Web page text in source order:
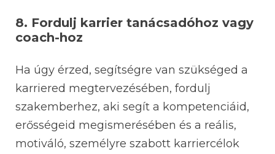
8. Fordulj karrier tanácsadóhoz vagy
coach-hoz
Ha úgy érzed, segítségre van szükséged a
karriered megtervezésében, fordulj
szakemberhez, aki segít a kompetenciáid,
erősségeid megismerésében és a reális,
motiváló, személyre szabott karriercélok